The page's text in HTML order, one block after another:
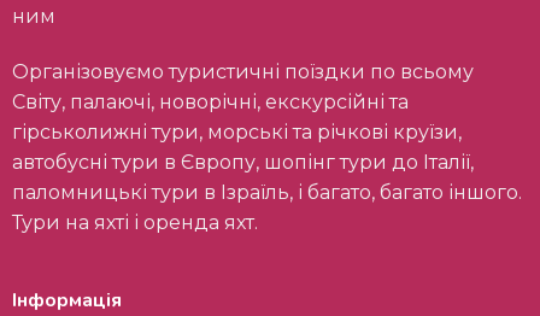
ним
Організовуємо туристичні поїздки по всьому
Світу, палаючі, новорічні, екскурсійні та
гірськолижні тури, морські та річкові круїзи,
автобусні тури в Європу, шопінг тури до Італії,
паломницькі тури в Ізраїль, і багато, багато іншого.
Тури на яхті і оренда яхт.
Інформація